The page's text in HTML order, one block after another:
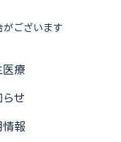
ございます
療
せ
報